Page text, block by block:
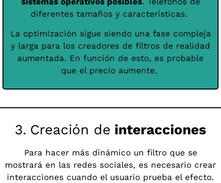
diferentes tamaños y características.
La optimización sigue siendo una fase compleja
y larga para los creadores de filtros de realidad
aumentada. En función de esto, es probable
que el precio aumente.
3. Creación de interacciones
Para hacer más dinámico un filtro que se
mostrará en las redes sociales, es necesario crear
interacciones cuando el usuario prueba el efecto.